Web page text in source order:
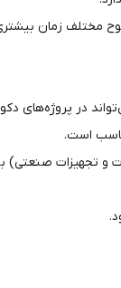
مختلف زمان
در پروژه‌های
است.
و تجهیزات صنعتی)